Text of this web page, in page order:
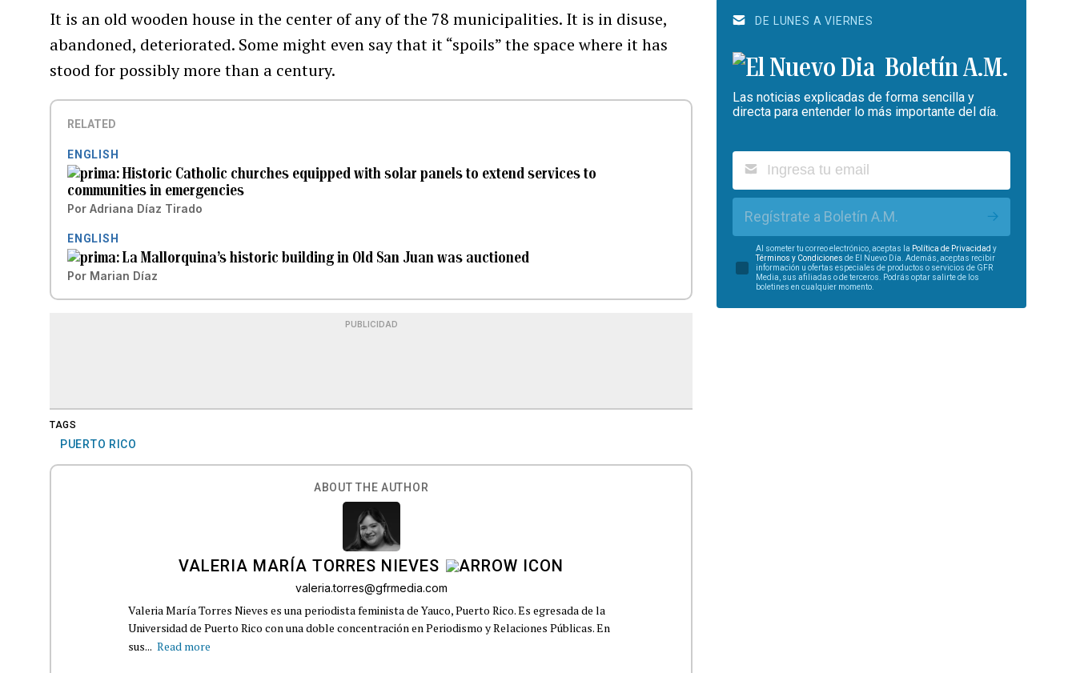
It is an old wooden house in the center of any of the 78 municipalities. It is in disuse,
abandoned, deteriorated. Some might even say that it “spoils” the space where it has
stood for possibly more than a century.
RELATED
ENGLISH
Historic Catholic churches equipped with solar panels to extend services to
communities in emergencies
Por Adriana Díaz Tirado
ENGLISH
La Mallorquina’s historic building in Old San Juan was auctioned
Por Marian Díaz
PUBLICIDAD
TAGS
PUERTO RICO
ABOUT THE AUTHOR
VALERIA MARÍA TORRES NIEVES
valeria.torres@gfrmedia.com
Valeria María Torres Nieves es una periodista feminista de Yauco, Puerto Rico. Es egresada de la
Universidad de Puerto Rico con una doble concentración en Periodismo y Relaciones Públicas. En
sus... Read more
DE LUNES A VIERNES
Boletín A.M.
Las noticias explicadas de forma sencilla y
directa para entender lo más importante del día.
Regístrate a Boletín A.M.
Al someter tu correo electrónico, aceptas la Política de Privacidad y
Términos y Condiciones de El Nuevo Día. Además, aceptas recibir
información u ofertas especiales de productos o servicios de GFR
Media, sus afiliadas o de terceros. Podrás optar salirte de los
boletines en cualquier momento.